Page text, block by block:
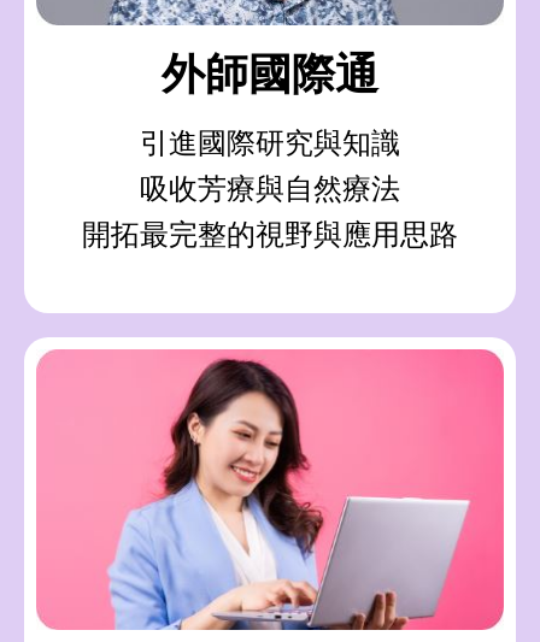
外師國際通
引進國際研究與知識
吸收芳療與自然療法
開拓最完整的視野與應用思路